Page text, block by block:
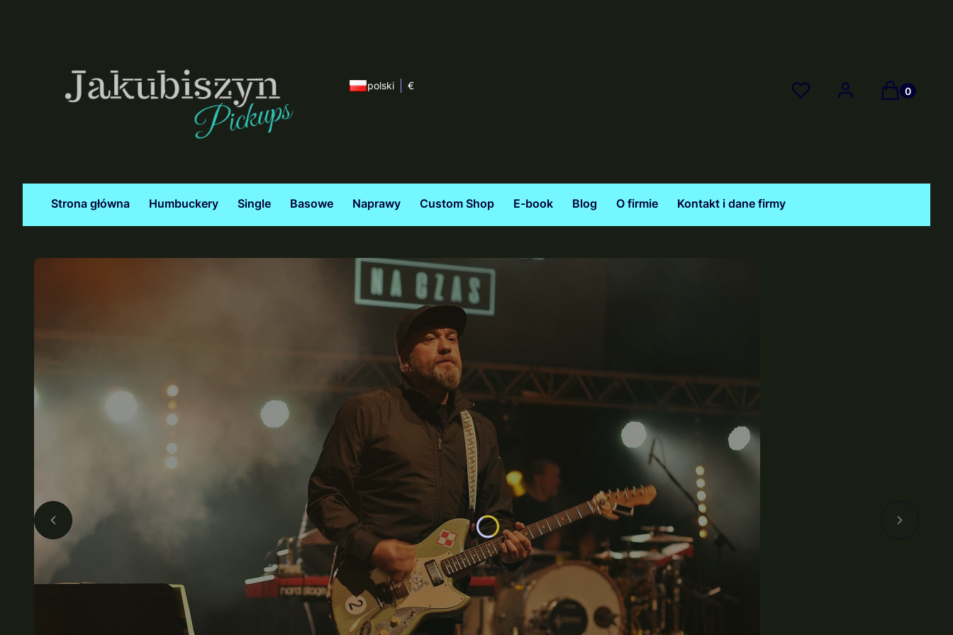
polski € Ulubione Zaloguj sięProdukty w
Koszyk
Strona główna Humbuckery Single Basowe Naprawy Custom Shop E-book Blog O firmie Kontakt i dane firmy